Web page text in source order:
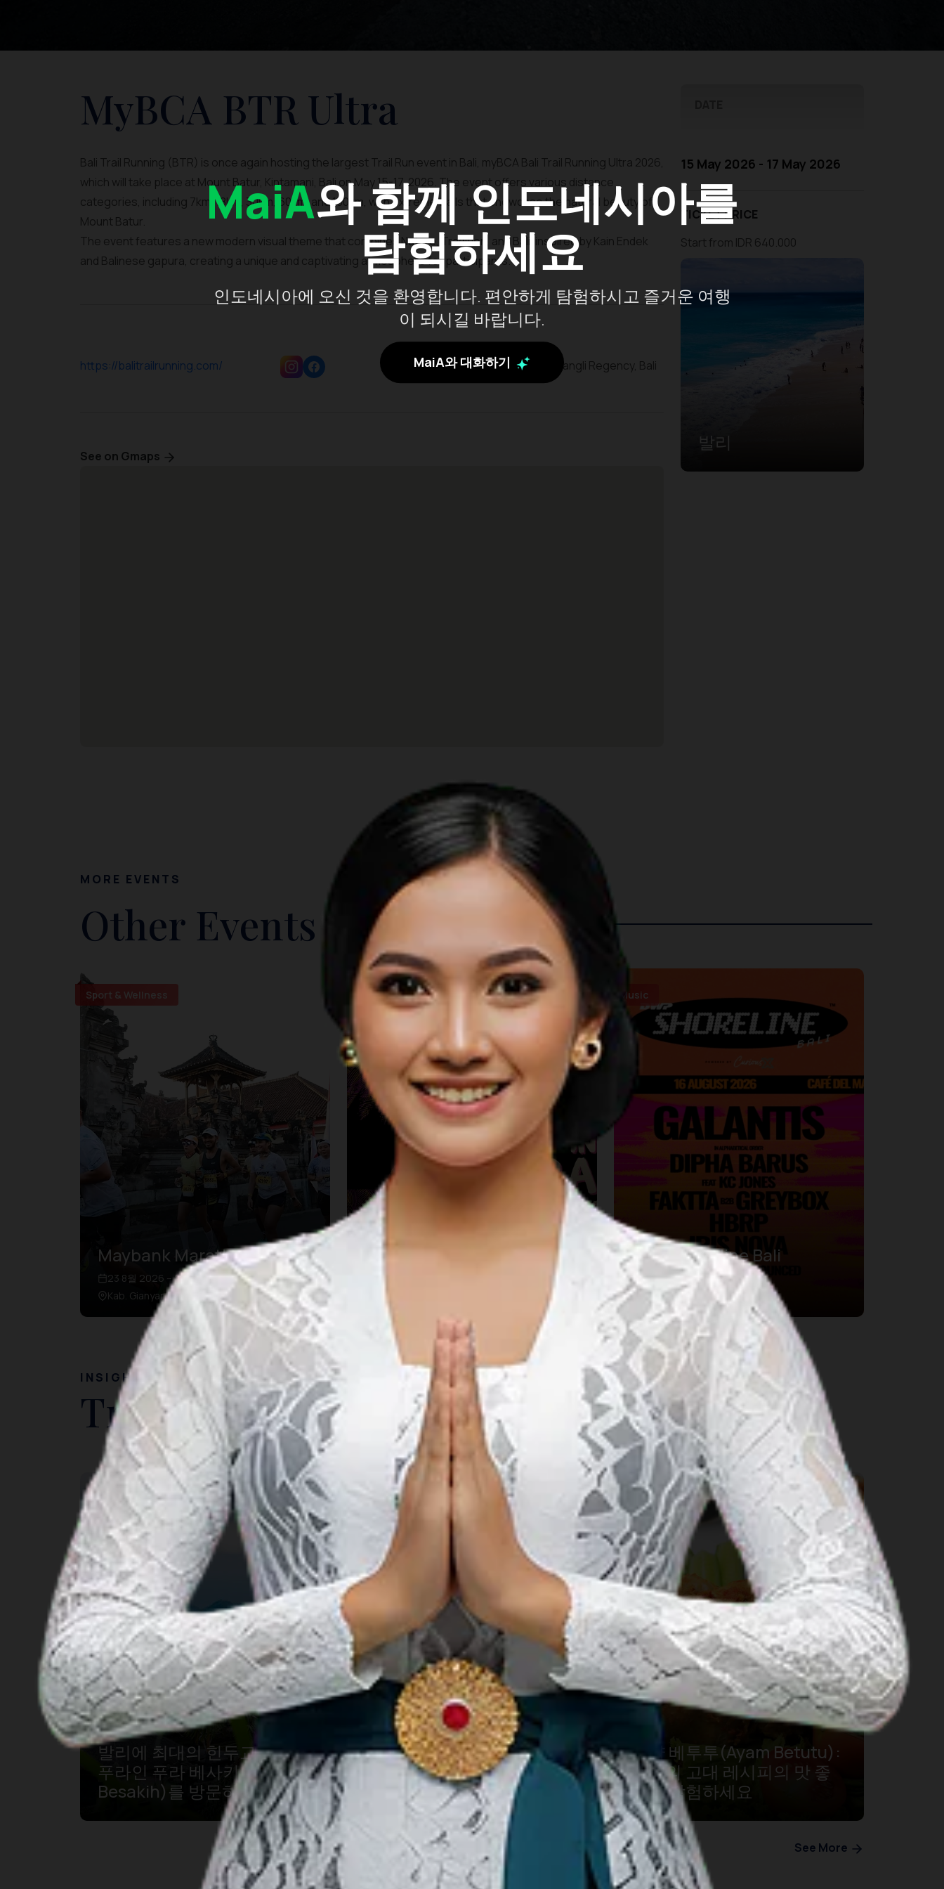
MaiA와 함께 인도네시아를
탐험하세요
인도네시아에 오신 것을 환영합니다. 편안하게 탐험하시고 즐거운 여행
이 되시길 바랍니다.
MaiA와 대화하기
MyBCA BTR Ultra
Bali Trail Running (BTR) is once again hosting the largest Trail Run event in Bali, myBCA Bali Trail Running Ultra 2026,
which will take place at Mount Batur, Kintamani, Bali on May 15-17, 2026. The event offers various distance
categories, including 7km, 18km, 30km, 60km, and 100km, with extreme trails that showcase the natural beauty of
Mount Batur.
The event features a new modern visual theme that combines Nature, Tradition, and Bali, inspired by Kain Endek
and Balinese gapura, creating a unique and captivating atmosphere for participants.
https://balitrailrunning.com/ Gunung Batur, Bangli Regency, Bali
See on Gmaps
15 May 2026 - 17 May 2026
TICKET PRICE
Start from IDR 640.000
발리
MORE EVENTS
Other Events in The Region
Sport & Wellness
Maybank Marathon Bali
23 8월 2026 – 23 8월 2026
Kab. Gianyar, Bali
Music
Birds Of Tokyo & The
Rubens Live in Bali
22 5월 2027 – 29 5월 2027
Bali
Music
DWP Shoreline Bali
16 8월 2026 – 16 8월 2026
Bali
INSIGHT
Travel Ideas
발리에 최대의 힌두교 신자들
푸라인 푸라 베사키(Pura
Besakih)를 방문하기
푸라 울루와투(Pura
Uluwatu), 바다가 보이는 절
벽의 꼭대기에서 천국
아얌 베투투(Ayam Betutu):
발리의 고대 레시피의 맛 좋
음을 탐험하세요
See More